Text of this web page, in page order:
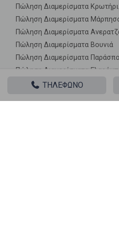
Πώληση Διαμερίσματα Κρωτήρι
Πώληση Διαμερίσματα
Πώληση Διαμερίσματα
Πώληση Διαμερίσματα Βουνιά
Πώληση Διαμερίσματα
Πώληση Διαμερίσματα
Πώληση Διαμερίσματα Μονή
ΤΗΛΕΦΩΝΟ